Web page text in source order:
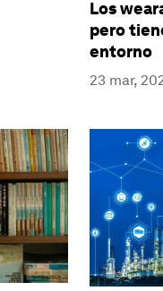
Los
pero
entorno
23 mar,